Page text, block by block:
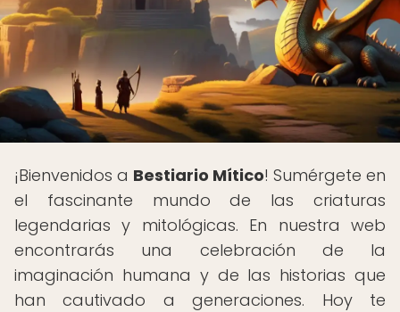
¡Bienvenidos a Bestiario Mítico! Sumérgete en
el fascinante mundo de las criaturas
legendarias y mitológicas. En nuestra web
encontrarás una celebración de la
imaginación humana y de las historias que
han cautivado a generaciones. Hoy te